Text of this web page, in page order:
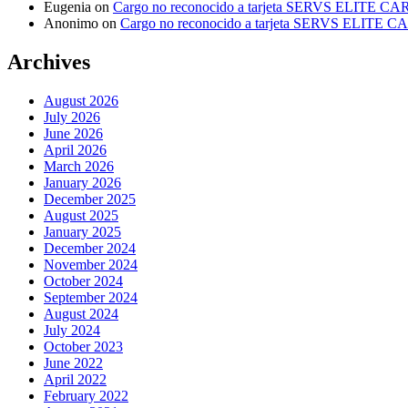
Eugenia on Cargo no reconocido a tarjeta SERVS ELITE
Anonimo on Cargo no reconocido a tarjeta SERVS ELITE
Archives
August 2026
July 2026
June 2026
April 2026
March 2026
January 2026
December 2025
August 2025
January 2025
December 2024
November 2024
October 2024
September 2024
August 2024
July 2024
October 2023
June 2022
April 2022
February 2022